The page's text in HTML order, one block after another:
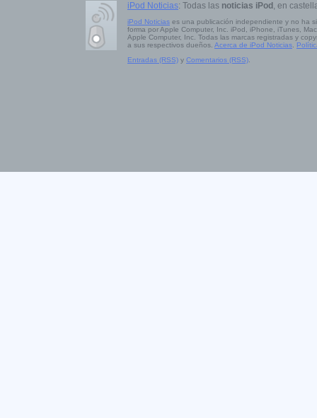
iPod Noticias: Todas las noticias iPod , en
iPod Noticias es una publicación independiente y no ha
forma por Apple Computer, Inc. iPod, iPhone, iTunes,
Apple Computer, Inc. Todas las marcas registradas y
a sus respectivos dueños. Acerca de iPod Noticias
Entradas (RSS) y Comentarios (RSS)